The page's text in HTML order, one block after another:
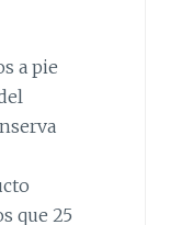
a pie
que 25